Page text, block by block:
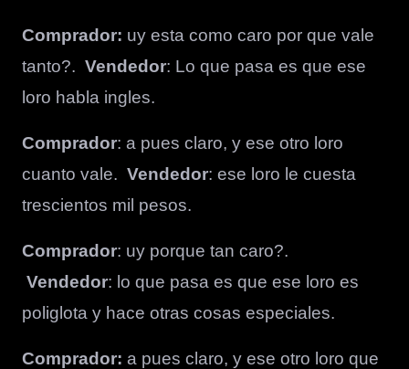
Comprador: uy esta como caro por que vale
tanto?. Vendedor: Lo que pasa es que ese
loro habla ingles.
Comprador: a pues claro, y ese otro loro
cuanto vale. Vendedor: ese loro le cuesta
trescientos mil pesos.
Comprador: uy porque tan caro?.
Vendedor: lo que pasa es que ese loro es
poliglota y hace otras cosas especiales.
Comprador: a pues claro, y ese otro loro que